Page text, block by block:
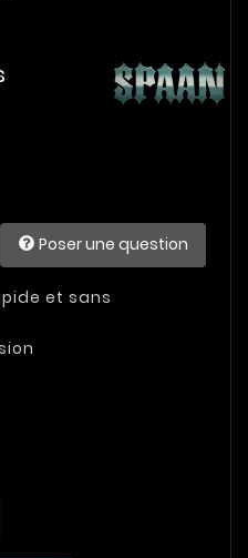
Poser une question
et sans